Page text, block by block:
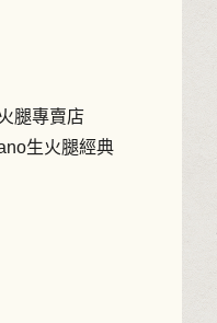
腿專賣店
生火腿經典